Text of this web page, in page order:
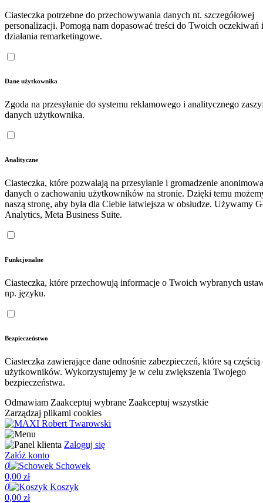
Ciasteczka potrzebne do przechowywania danych nt. szczegółowej
personalizacji. Pomogą nam dopasować treści do Twoich oczekiwań
działania remarketingowe.
Dane użytkownika
Zgoda na przesyłanie do systemu reklamowego i analitycznego
danych użytkownika.
Analityczne
Ciasteczka, które pozwalają na przesyłanie i gromadzenie
danych o zachowaniu użytkowników na stronie. Dzięki temu
naszą stronę, aby była dla Ciebie łatwiejsza w obsłudze. Używamy
Analytics, Meta Business Suite.
Funkcjonalne
Ciasteczka, które przechowują informacje o Twoich wybranych
np. języku.
Bezpieczeństwo
Ciasteczka zawierające dane odnośnie zabezpieczeń, które są
użytkowników. Wykorzystujemy je w celu zwiększenia Twojego
bezpieczeństwa.
Odmawiam Zaakceptuj wybrane Zaakceptuj wszystkie
Zarządzaj plikami cookies
Zaloguj się
Załóż konto
0
Schowek
0,00 zł
0
Koszyk
0,00 zł